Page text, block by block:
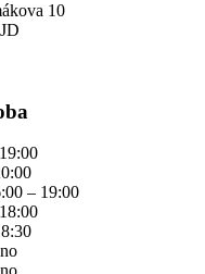
10
– 19:00